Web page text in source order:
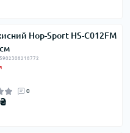
Hop-Sport HS-C012FM
5902308218772
0